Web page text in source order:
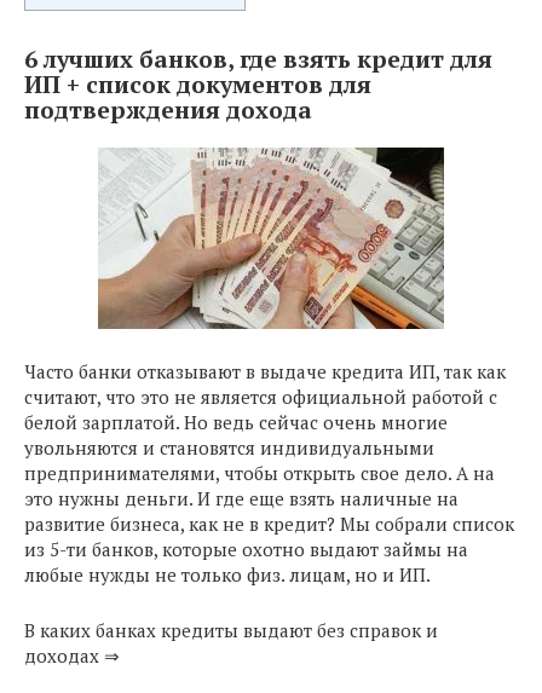
6 лучших банков, где взять кредит для
ИП + список документов для
подтверждения дохода
Часто банки отказывают в выдаче кредита ИП, так как
считают, что это не является официальной работой с
белой зарплатой. Но ведь сейчас очень многие
увольняются и становятся индивидуальными
предпринимателями, чтобы открыть свое дело. А на
это нужны деньги. И где еще взять наличные на
развитие бизнеса, как не в кредит? Мы собрали список
из 5-ти банков, которые охотно выдают займы на
любые нужды не только физ. лицам, но и ИП.
В каких банках кредиты выдают без справок и
доходах ⇒